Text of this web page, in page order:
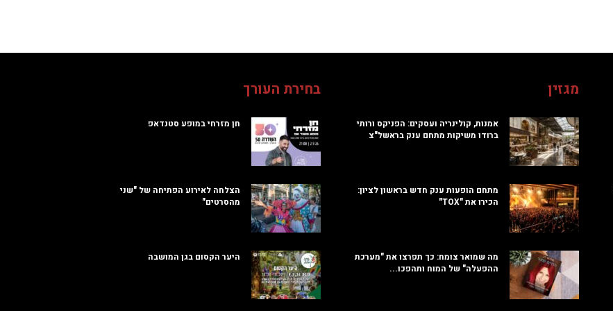
בחירת העורך
חן מזרחי במופע סטנדאפ
הצלחה לאירוע הפתיחה של "שני
מהסרטים"
היער הקסום בגן המושבה
מגזין
אמנות, קולינריה ועסקים: הפניקס ורותי
ברודו משיקות מתחם ענק בראשל"צ
מתחם הופעות ענק חדש בראשון לציון:
הכירו את "TOX"
מה שמואר צומח: כך תפרצו את "מערכת
ההפעלה" של המוח ותהפכו...